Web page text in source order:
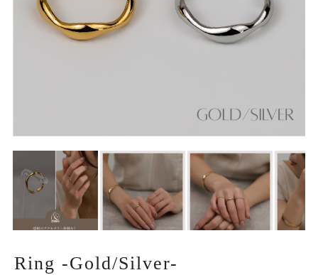
Ring -Gold/Silver-